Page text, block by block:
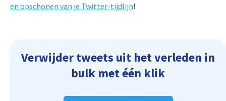
en opschonen van je Twitter-tijdlijn!
Verwijder tweets uit het verleden in
bulk met één klik